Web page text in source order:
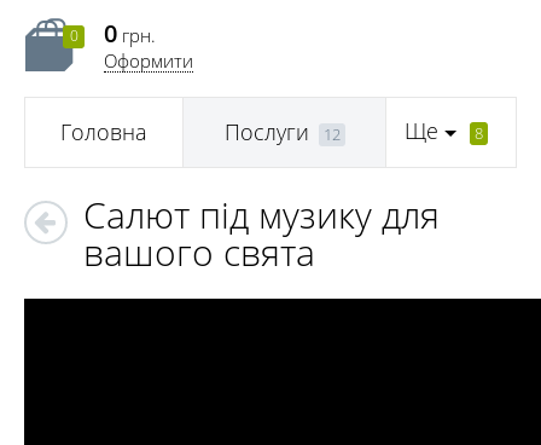
0 0 грн.
Оформити
Головна Послуги 12 Ще 8
Салют під музику для
вашого свята